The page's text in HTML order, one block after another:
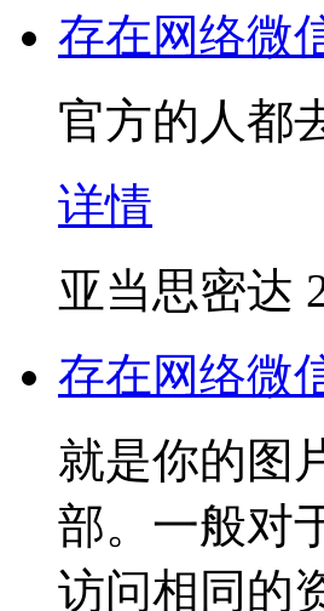
存在网络微
官方的人都
详情
亚当思密达
存在网络微
就是你的图
部。一般对
访问相同的